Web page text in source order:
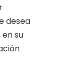
desea
su